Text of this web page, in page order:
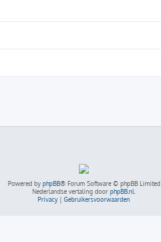
Powered by phpBB® Forum Software © phpBB Limited
Nederlandse vertaling door phpBB.nl
Privacy | Gebruikersvoorwaarden